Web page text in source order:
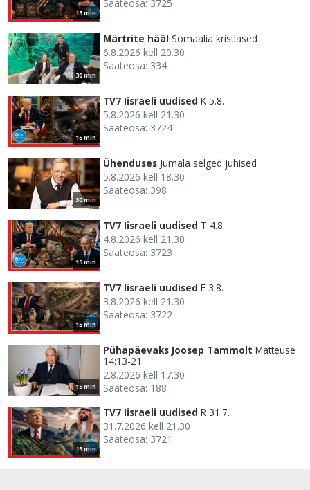
15 min
Saateosa: 3725
30 min
Märtrite hääl Somaalia kristlased
6.8.2026 kell 20.30
Saateosa: 334
15 min
TV7 Iisraeli uudised K 5.8.
5.8.2026 kell 21.30
Saateosa: 3724
30 min
Ühenduses Jumala selged juhised
5.8.2026 kell 18.30
Saateosa: 398
15 min
TV7 Iisraeli uudised T 4.8.
4.8.2026 kell 21.30
Saateosa: 3723
15 min
TV7 Iisraeli uudised E 3.8.
3.8.2026 kell 21.30
Saateosa: 3722
15 min
Pühapäevaks Joosep Tammolt Matteuse
14:13-21
2.8.2026 kell 17.30
Saateosa: 188
15 min
TV7 Iisraeli uudised R 31.7.
31.7.2026 kell 21.30
Saateosa: 3721